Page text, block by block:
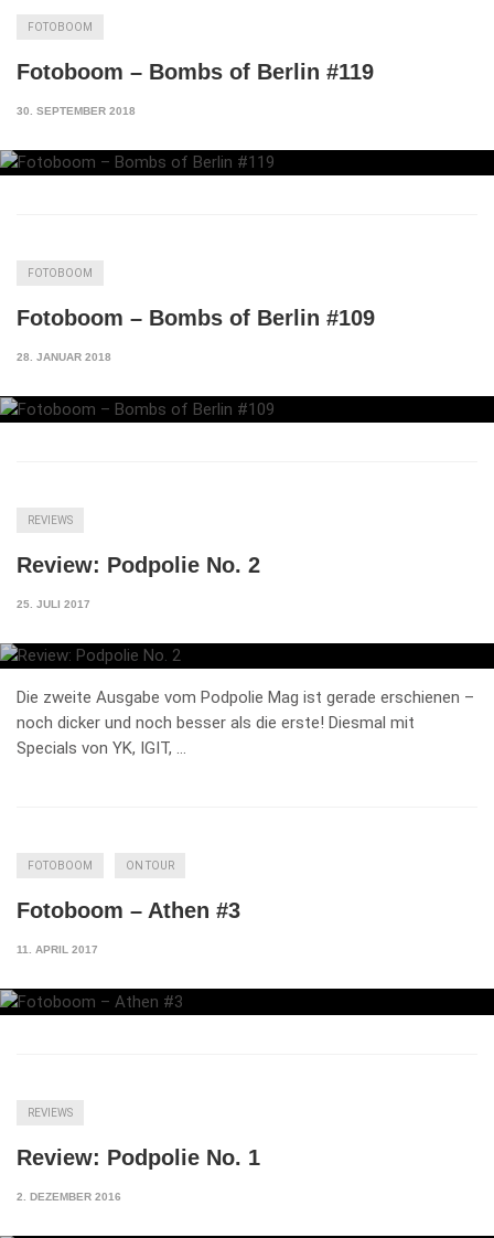
FOTOBOOM
Fotoboom – Bombs of Berlin #119
30. SEPTEMBER 2018
FOTOBOOM
Fotoboom – Bombs of Berlin #109
28. JANUAR 2018
REVIEWS
Review: Podpolie No. 2
25. JULI 2017
Die zweite Ausgabe vom Podpolie Mag ist gerade erschienen –
noch dicker und noch besser als die erste! Diesmal mit
Specials von YK, IGIT, …
FOTOBOOM ON TOUR
Fotoboom – Athen #3
11. APRIL 2017
REVIEWS
Review: Podpolie No. 1
2. DEZEMBER 2016